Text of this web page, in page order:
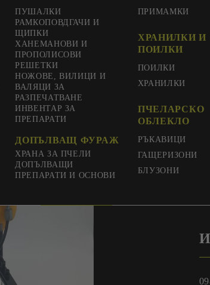
ПУШАЛКИ
РАМКОПОВДГАЧИ И
ЩИПКИ
ХАНЕМАНОВИ И
ПРОПОЛИСОВИ
РЕШЕТКИ
НОЖОВЕ, ВИЛИЦИ И
ВАЛЯЦИ ЗА
РАЗПЕЧАТВАНЕ
ИНВЕНТАР ЗА
ПРЕПАРАТИ
ДОПЪЛВАЩ ФУРАЖ
ХРАНА ЗА ПЧЕЛИ
ДОПЪЛВАЩИ
ПРЕПАРАТИ И ОСНОВИ
ПРИМАМКИ
ХРАНИЛКИ И
ПОИЛКИ
ПОИЛКИ
ХРАНИЛКИ
ПЧЕЛАРСКО
ОБЛЕКЛО
РЪКАВИЦИ
ГАЩЕРИЗОНИ
БЛУЗОНИ